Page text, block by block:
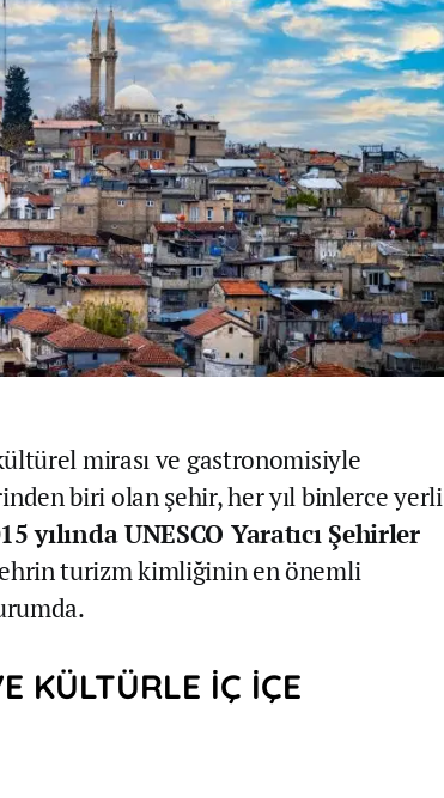
mirası ve gastronomisiyle
biri olan şehir, her yıl binlerce yerli
yılında UNESCO Yaratıcı Şehirler
turizm kimliğinin en önemli
KÜLTÜRLE İÇ İÇE